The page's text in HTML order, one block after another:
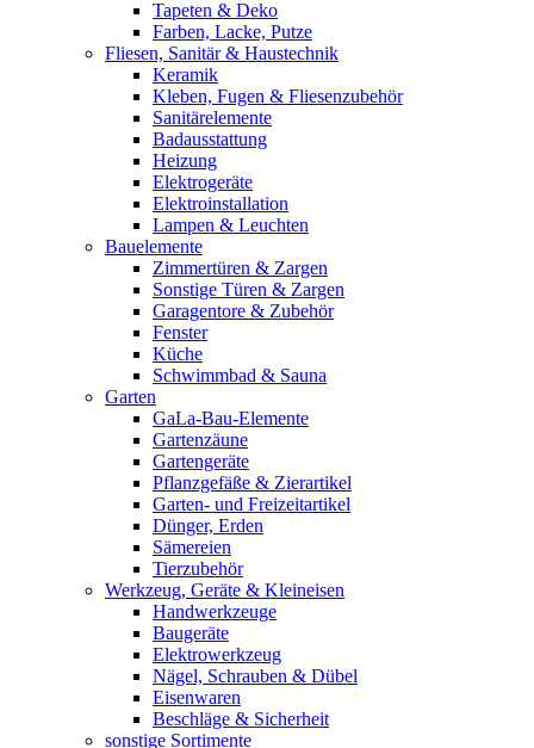
Tapeten & Deko
Farben, Lacke, Putze
Fliesen, Sanitär & Haustechnik
Keramik
Kleben, Fugen & Fliesenzubehör
Sanitärelemente
Badausstattung
Heizung
Elektrogeräte
Elektroinstallation
Lampen & Leuchten
Bauelemente
Zimmertüren & Zargen
Sonstige Türen & Zargen
Garagentore & Zubehör
Fenster
Küche
Schwimmbad & Sauna
Garten
GaLa-Bau-Elemente
Gartenzäune
Gartengeräte
Pflanzgefäße & Zierartikel
Garten- und Freizeitartikel
Dünger, Erden
Sämereien
Tierzubehör
Werkzeug, Geräte & Kleineisen
Handwerkzeuge
Baugeräte
Elektrowerkzeug
Nägel, Schrauben & Dübel
Eisenwaren
Beschläge & Sicherheit
sonstige Sortimente